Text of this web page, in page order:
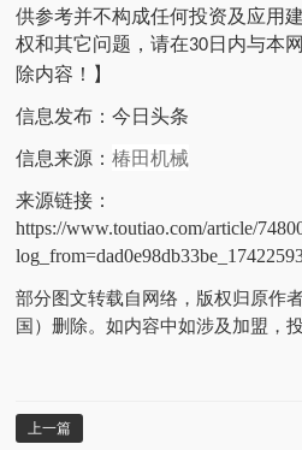
供参考并不构成任何投资及应用
权和其它问题，请在30日内与本
除内容！】
信息发布：今日头条
信息来源： 椿田机械
来源链接：
https://www.toutiao.com/article/
部分图文转载自网络，版权归原作
国）删除。如内容中如涉及加盟，
上一篇